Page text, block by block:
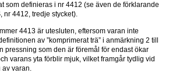
som definieras i nr 4412 (se även de förklarande
nr 4412, tredje stycket).
4413 är utesluten, eftersom varan inte
av ”komprimerat trä” i anmärkning 2 till
pressning som den är föremål för endast ökar
varans yta förblir mjuk, vilket framgår tydlig vid
varan.